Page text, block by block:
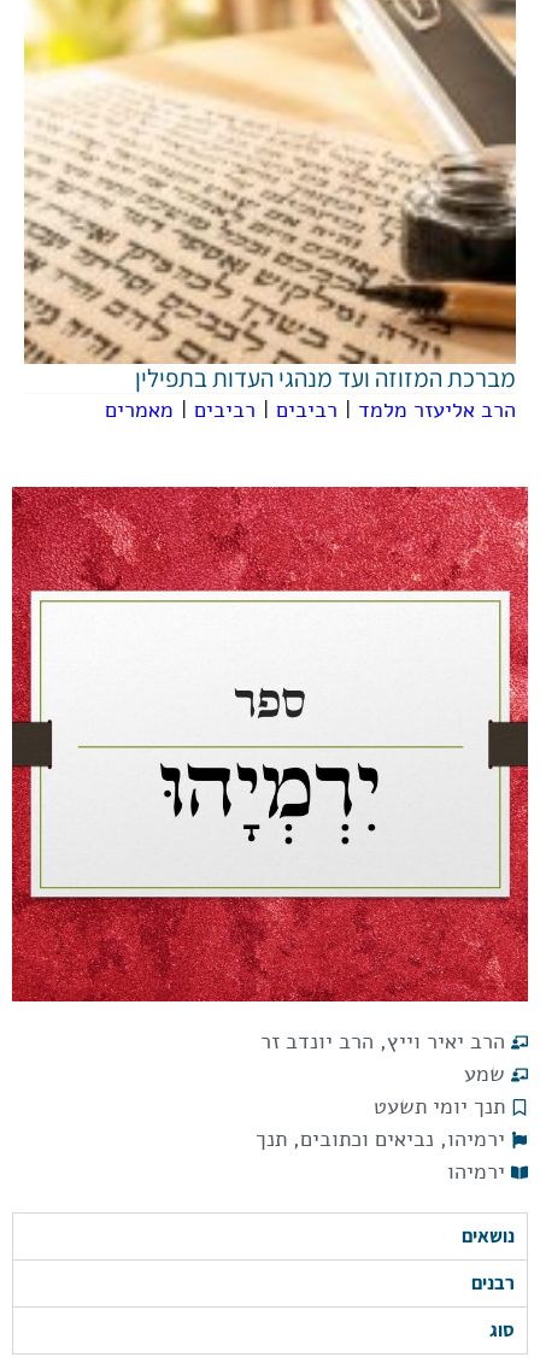
נושאים
רבנים
סוג
הרב יאיר וייץ, הרב יונדב זר
שמע
תנך יומי תשעט
ירמיהו, נביאים וכתובים, תנך
ירמיהו
מברכת המזוזה ועד מנהגי העדות בתפילין
הרב אליעזר מלמד | רביבים | רביבים | מאמרים